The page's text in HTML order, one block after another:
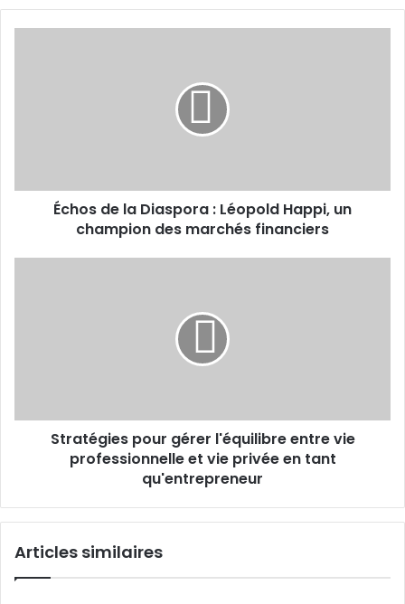
champion
Échos de la Diaspora : Léopold Happi, un
champion des marchés financiers
vie
Stratégies pour gérer l'équilibre entre vie
professionnelle et vie privée en tant
qu'entrepreneur
Articles similaires